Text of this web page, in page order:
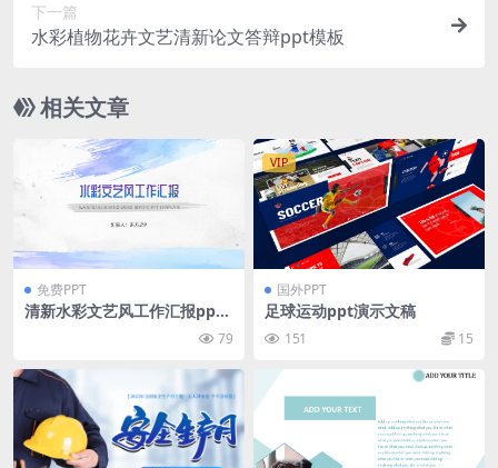
下一篇
水彩植物花卉文艺清新论文答辩ppt模板
相关文章
免费PPT
清新水彩文艺风工作汇报ppt
79
VIP
国外PPT
足球运动ppt演示文稿
151 15